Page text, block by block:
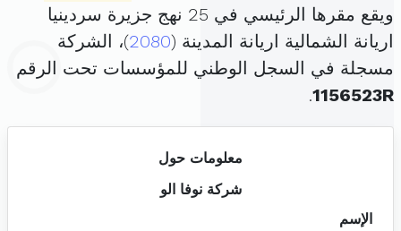
ويقع مقرها الرئيسي في 25 نهج جزيرة سردينيا
اريانة الشمالية اريانة المدينة (2080)، الشركة
مسجلة في السجل الوطني للمؤسسات تحت الرقم
1156523R
.
معلومات حول
شركة نوفا الو
الإسم